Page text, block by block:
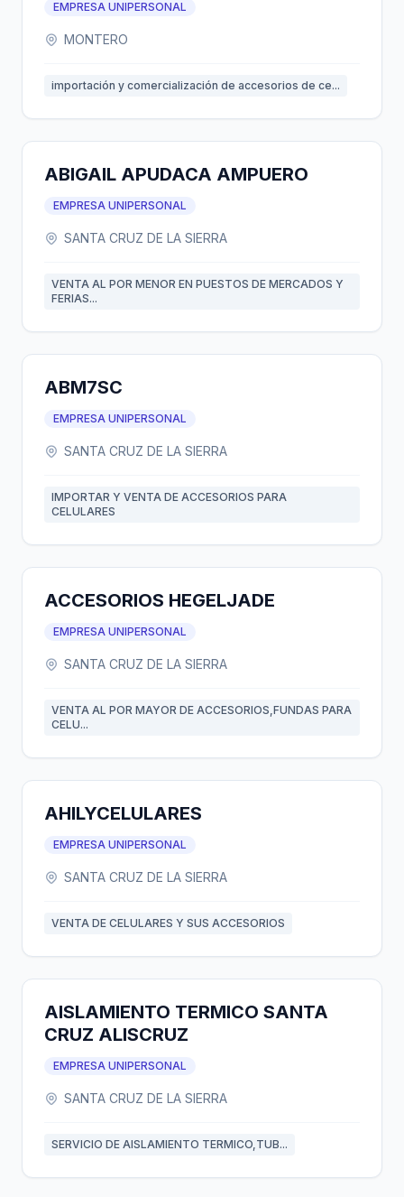
EMPRESA UNIPERSONAL
MONTERO
importación y comercialización de accesorios de ce...
ABIGAIL APUDACA AMPUERO
EMPRESA UNIPERSONAL
SANTA CRUZ DE LA SIERRA
VENTA AL POR MENOR EN PUESTOS DE MERCADOS Y
FERIAS...
ABM7SC
EMPRESA UNIPERSONAL
SANTA CRUZ DE LA SIERRA
IMPORTAR Y VENTA DE ACCESORIOS PARA
CELULARES
ACCESORIOS HEGELJADE
EMPRESA UNIPERSONAL
SANTA CRUZ DE LA SIERRA
VENTA AL POR MAYOR DE ACCESORIOS,FUNDAS PARA
CELU...
AHILYCELULARES
EMPRESA UNIPERSONAL
SANTA CRUZ DE LA SIERRA
VENTA DE CELULARES Y SUS ACCESORIOS
AISLAMIENTO TERMICO SANTA
CRUZ ALISCRUZ
EMPRESA UNIPERSONAL
SANTA CRUZ DE LA SIERRA
SERVICIO DE AISLAMIENTO TERMICO,TUB...